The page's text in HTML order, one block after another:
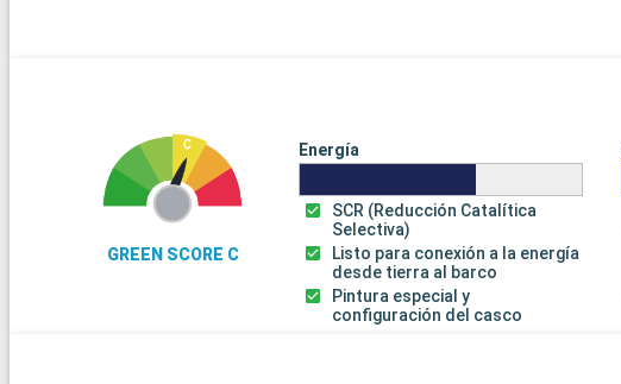
GREEN SCORE C
Energía
SCR (Reducción Catalítica
Selectiva)
Listo para conexión a la energía
desde tierra al barco
Pintura especial y
configuración del casco